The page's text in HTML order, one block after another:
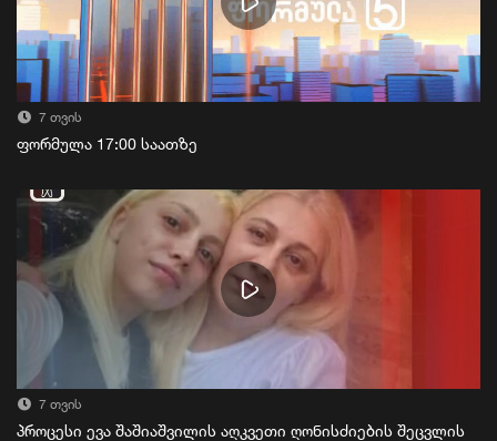
7 თვის
ფორმულა 17:00 საათზე
7 თვის
პროცესი ევა შაშიაშვილის აღკვეთი ღონისძიების შეცვლის